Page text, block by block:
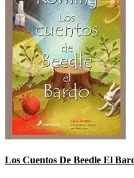
Los Cuentos De Beedle El